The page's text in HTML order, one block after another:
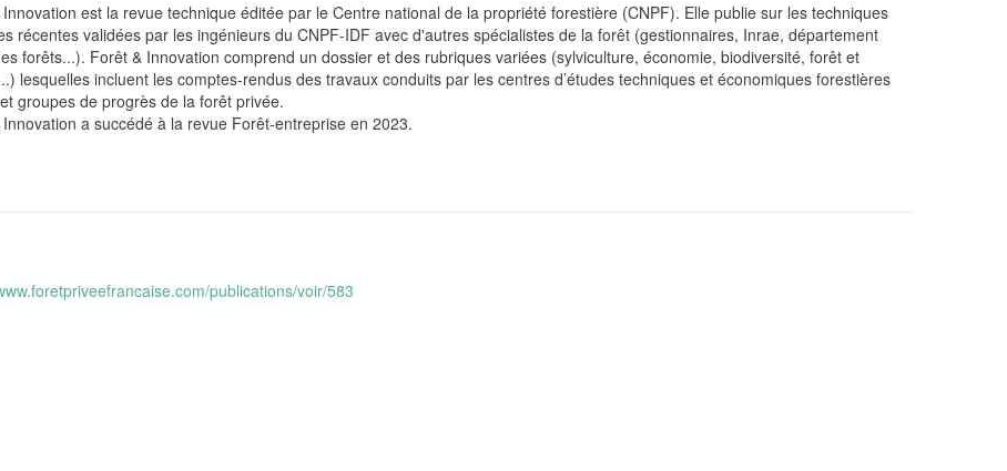
est la revue technique éditée par le Centre national de la propriété forestière (CNPF). Elle publie sur les techniques
récentes validées par les ingénieurs du CNPF-IDF avec d'autres spécialistes de la forêt (gestionnaires, Inrae, département
forêts...). Forêt & Innovation comprend un dossier et des rubriques variées (sylviculture, économie, biodiversité, forêt et
lesquelles incluent les comptes-rendus des travaux conduits par les centres d’études techniques et économiques forestières
groupes de progrès de la forêt privée.
a succédé à la revue Forêt-entreprise en 2023.
publications/voir/583